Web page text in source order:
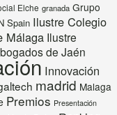
Elche granada Grupo
Spain Ilustre Colegio
Málaga Ilustre
de Jaén
Innovación
madrid Malaga
Premios Presentación